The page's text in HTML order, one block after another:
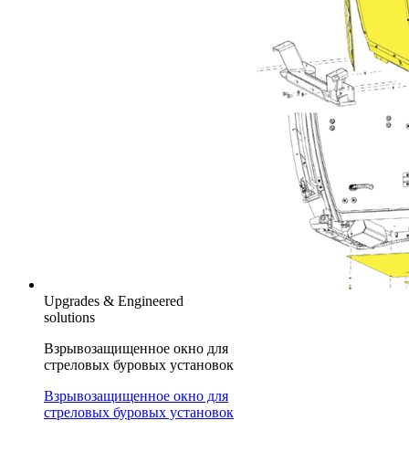
Upgrades & Engineered
solutions
Взрывозащищенное окно для
стреловых буровых установок
Взрывозащищенное окно для
стреловых буровых установок